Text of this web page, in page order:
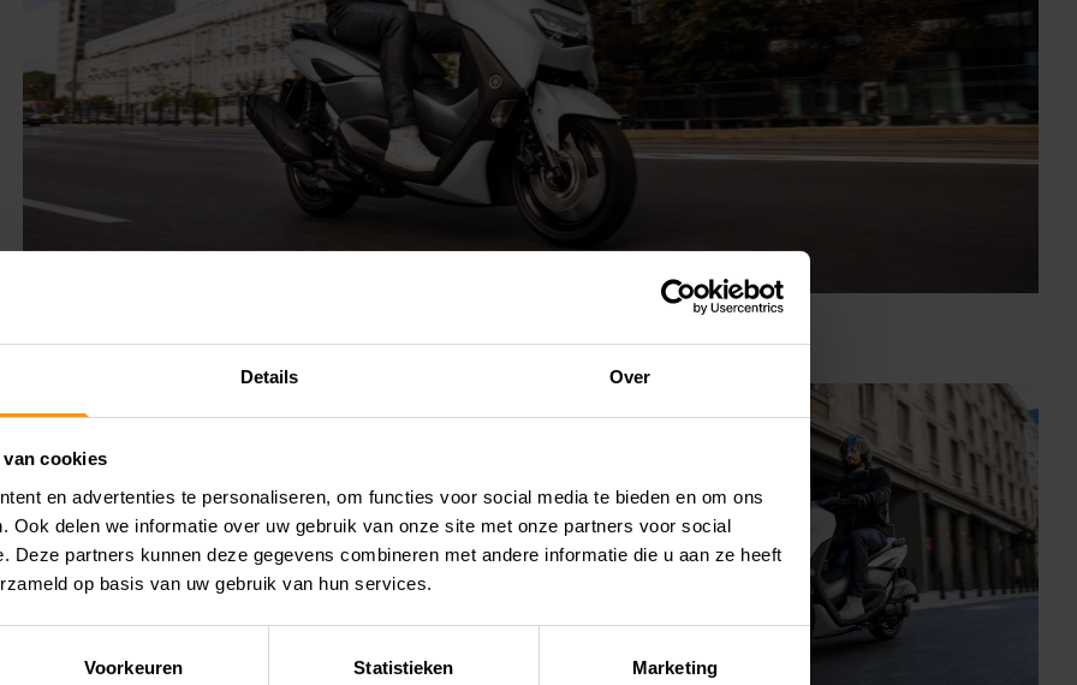
Details Over
cookies
en advertenties te personaliseren, om functies voor social media te bieden en om ons
Ook delen we informatie over uw gebruik van onze site met onze partners voor social
Deze partners kunnen deze gegevens combineren met andere informatie die u aan ze heeft
op basis van uw gebruik van hun services.
Voorkeuren Statistieken Marketing
BLUE CORE-
125 ontworpen voor zuinige en
stopsysteem dat de motor
bij verkeerslichten – en
maakt de NMAX 125 zeer